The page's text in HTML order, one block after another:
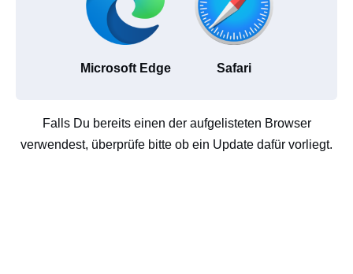
Microsoft Edge Safari
Falls Du bereits einen der aufgelisteten Browser
verwendest, überprüfe bitte ob ein Update dafür vorliegt.